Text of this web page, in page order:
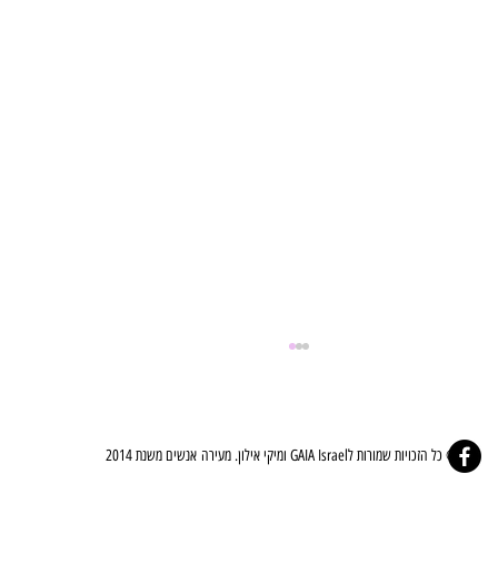
© כל הזכויות שמורות לGAIA Israel ומיקי אילון. מעירה אנשים משנת 2014